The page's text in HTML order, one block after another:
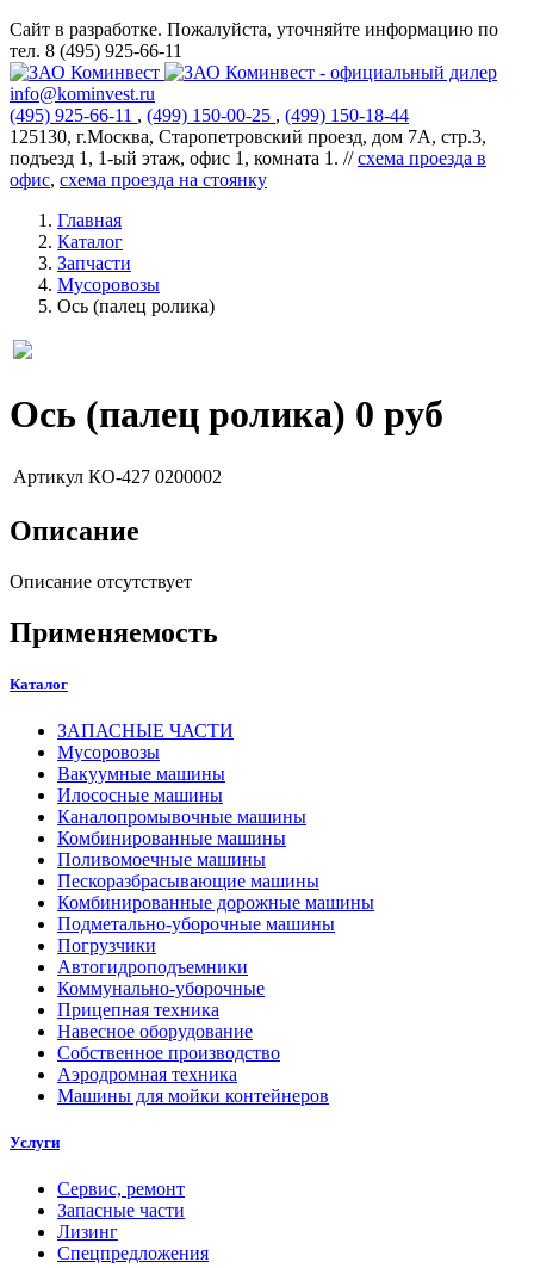
Сайт в разработке. Пожалуйста, уточняйте информацию по
тел. 8 (495) 925-66-11
info@kominvest.ru
(495) 925-66-11 , (499) 150-00-25 , (499) 150-18-44
125130, г.Москва, Старопетровский проезд, дом 7А, стр.3,
подъезд 1, 1-ый этаж, офис 1, комната 1. //схема проезда в
офис, схема проезда на стоянку
Главная
Каталог
Запчасти
Мусоровозы
Ось (палец ролика)
Ось (палец ролика) 0 руб
Артикул КО-427 0200002
Описание
Описание отсутствует
Применяемость
Каталог
ЗАПАСНЫЕ ЧАСТИ
Мусоровозы
Вакуумные машины
Илососные машины
Каналопромывочные машины
Комбинированные машины
Поливомоечные машины
Пескоразбрасывающие машины
Комбинированные дорожные машины
Подметально-уборочные машины
Погрузчики
Автогидроподъемники
Коммунально-уборочные
Прицепная техника
Навесное оборудование
Собственное производство
Аэродромная техника
Машины для мойки контейнеров
Услуги
Сервис, ремонт
Запасные части
Лизинг
Спецпредложения